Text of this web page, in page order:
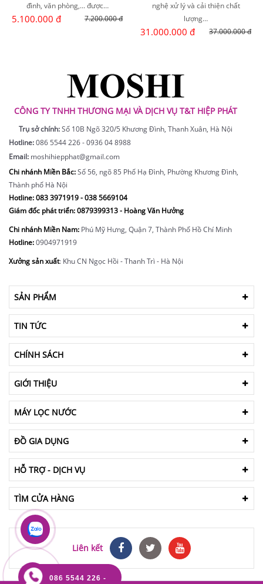
đình, văn phòng,... được…
5.100.000 đ 7.200.000 đ
nghệ xử lý và cải thiện chất
lượng…
31.000.000 đ 37.000.000 đ
086 5544 226 -
CÔNG TY TNHH THƯƠNG MẠI VÀ DỊCH VỤ T&T HIỆP PHÁT
Trụ sở chính:Số 10B Ngõ 320/5 Khương Đình, Thanh Xuân, Hà Nội
Hotline:086 5544 226 - 0936 04 8988
Email: moshihiepphat@gmail.com
Chi nhánh Miền Bắc:Số 56, ngõ 85 Phố Hạ Đình, Phường Khương Đình,
Thành phố Hà Nội
Hotline:083 3971919 - 038 5669104
Giám đốc phát triển: 0879399313 - Hoàng Văn Hưởng
Chi nhánh Miền Nam: Phú Mỹ Hưng, Quận 7, Thành Phố Hồ Chí Minh
Hotline:0904971919
Xưởng sản xuất: Khu CN Ngọc Hồi - Thanh Trì - Hà Nội
SẢN PHẨM
TIN TỨC
CHÍNH SÁCH
GIỚI THIỆU
MÁY LỌC NƯỚC
ĐỒ GIA DỤNG
HỖ TRỢ - DỊCH VỤ
TÌM CỬA HÀNG
Liên kết